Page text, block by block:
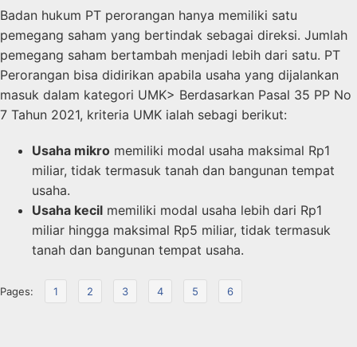
Badan hukum PT perorangan hanya memiliki satu
pemegang saham yang bertindak sebagai direksi. Jumlah
pemegang saham bertambah menjadi lebih dari satu. PT
Perorangan bisa didirikan apabila usaha yang dijalankan
masuk dalam kategori UMK> Berdasarkan Pasal 35 PP No
7 Tahun 2021, kriteria UMK ialah sebagi berikut:
Usaha mikro memiliki modal usaha maksimal Rp1
miliar, tidak termasuk tanah dan bangunan tempat
usaha.
Usaha kecil memiliki modal usaha lebih dari Rp1
miliar hingga maksimal Rp5 miliar, tidak termasuk
tanah dan bangunan tempat usaha.
Pages: 1 2 3 4 5 6